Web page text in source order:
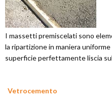
I massetti premiscelati sono
la ripartizione in maniera
superficie perfettamente liscia
Vetrocemento